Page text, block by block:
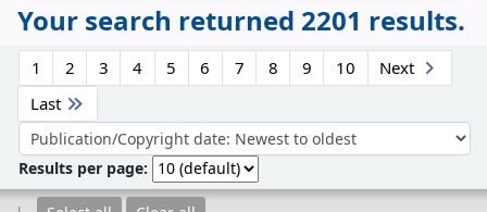
Your search returned 2201 results.
1 2 3 4 5 6 7 8 9 10
Next
Last
Sort by:
Results per page: